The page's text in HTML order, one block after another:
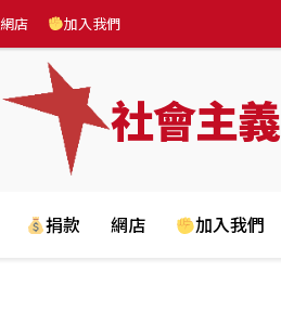
網店 加入我們
社會主義
捐款 網店 加入我們